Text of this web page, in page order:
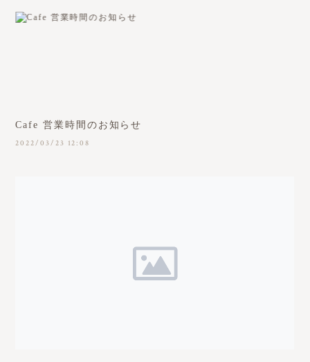
Cafe 営業時間のお知らせ
2022/03/23 12:08